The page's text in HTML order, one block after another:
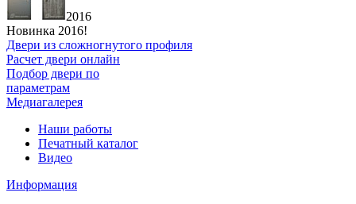
2016
Новинка 2016!
Двери из сложногнутого профиля
Расчет двери онлайн
Подбор двери по
параметрам
Медиагалерея
Наши работы
Печатный каталог
Видео
Информация